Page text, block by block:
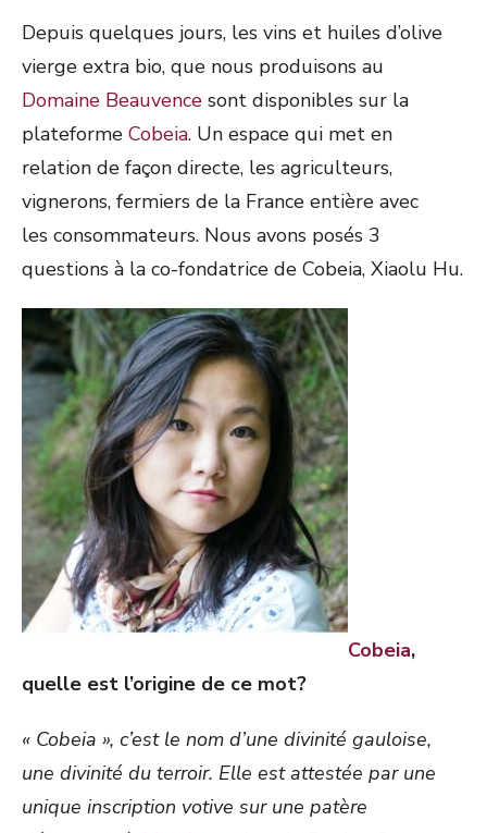
Depuis quelques jours, les vins et huiles d’olive
vierge extra bio, que nous produisons au
Domaine Beauvence sont disponibles sur la
plateforme Cobeia. Un espace qui met en
relation de façon directe, les agriculteurs,
vignerons, fermiers de la France entière avec
les consommateurs. Nous avons posés 3
questions à la co-fondatrice de Cobeia, Xiaolu Hu.
Cobeia,
quelle est l’origine de ce mot?
« Cobeia », c’est le nom d’une divinité gauloise,
une divinité du terroir. Elle est attestée par une
unique inscription votive sur une patère